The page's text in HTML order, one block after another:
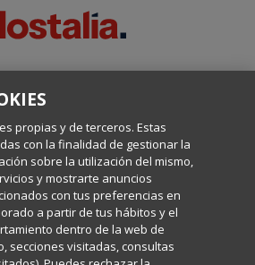
Comunicación de Hostalia, dirigido por
y Tecnología.
de privacidad
Política de cookies
propias y de terceros. Estas
con la finalidad de gestionar la
sobre la utilización del mismo,
y mostrarte anuncios
con tus preferencias en
a partir de tus hábitos y el
dentro de la web de
secciones visitadas, consultas